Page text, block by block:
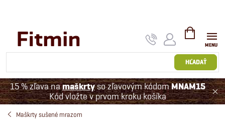
HĽADAŤ
NÁKUPNÝ
KOŠÍK
15 % zľava namaškrtyso zľavovým kódomMNAM15
Kód vložte v prvom kroku košíka
Maškrty sušené mrazom